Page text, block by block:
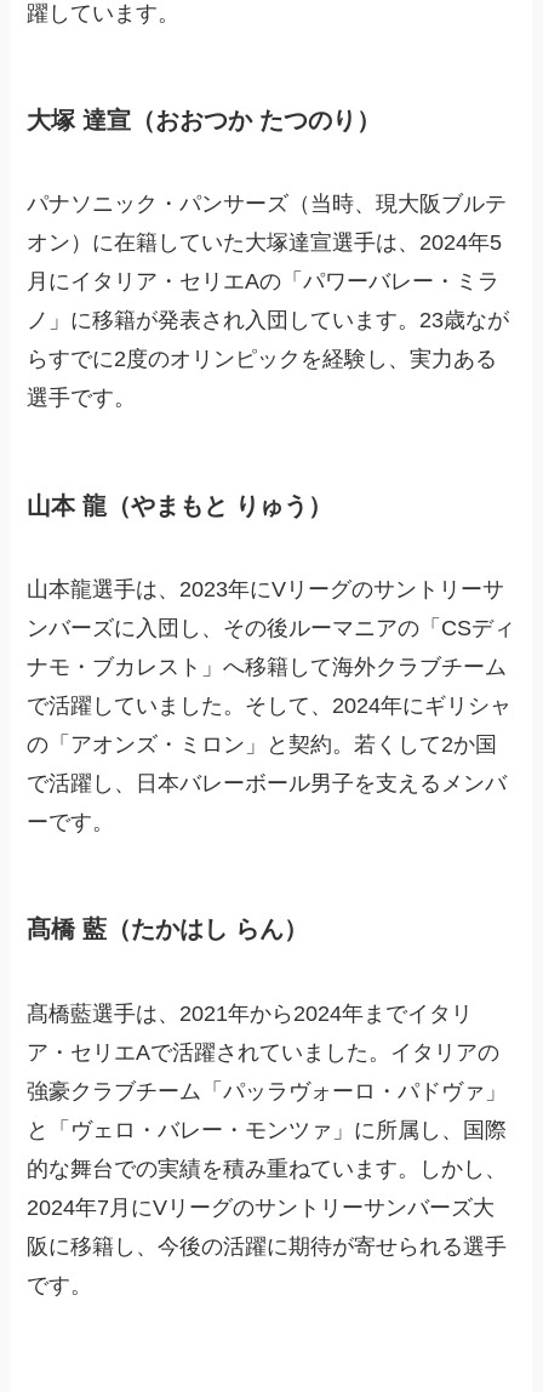
躍しています。
大塚 達宣（おおつか たつのり）
パナソニック・パンサーズ（当時、現大阪ブルテ
オン）に在籍していた大塚達宣選手は、2024年5
月にイタリア・セリエAの「パワーバレー・ミラ
ノ」に移籍が発表され入団しています。23歳なが
らすでに2度のオリンピックを経験し、実力ある
選手です。
山本 龍（やまもと りゅう）
山本龍選手は、2023年にVリーグのサントリーサ
ンバーズに入団し、その後ルーマニアの「CSディ
ナモ・ブカレスト」へ移籍して海外クラブチーム
で活躍していました。そして、2024年にギリシャ
の「アオンズ・ミロン」と契約。若くして2か国
で活躍し、日本バレーボール男子を支えるメンバ
ーです。
髙橋 藍（たかはし らん）
髙橋藍選手は、2021年から2024年までイタリ
ア・セリエAで活躍されていました。イタリアの
強豪クラブチーム「パッラヴォーロ・パドヴァ」
と「ヴェロ・バレー・モンツァ」に所属し、国際
的な舞台での実績を積み重ねています。しかし、
2024年7月にVリーグのサントリーサンバーズ大
阪に移籍し、今後の活躍に期待が寄せられる選手
です。